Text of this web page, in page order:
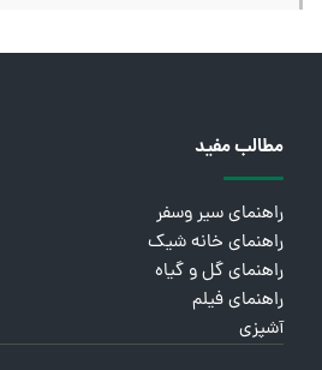
مطالب مفید
راهنمای سیر وسفر
راهنمای خانه شیک
راهنمای گل و گیاه
راهنمای فیلم
آشپزی